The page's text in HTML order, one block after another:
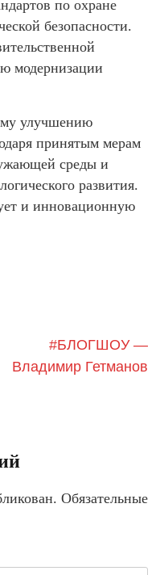
по охране
безопасности.
модернизации
улучшению
принятым мерам
среды и
развития.
и инновационную
#БЛОГШОУ —
Владимир Гетманов
Обязательные